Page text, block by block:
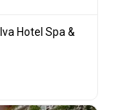
Hotel Spa &